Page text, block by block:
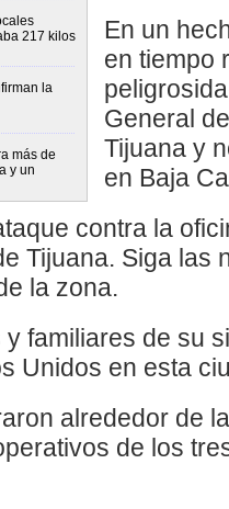
217 kilos
la
más de
y un
En un
en tiempo
General
Tijuana y
en Baja
contra la
Tijuana. Siga las
la zona.
familiares de su
Unidos en esta
alrededor de
de los